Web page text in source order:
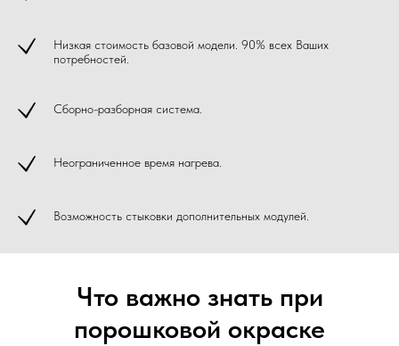
Низкая стоимость базовой модели. 90% всех Ваших
потребностей.
Сборно-разборная система.
Неограниченное время нагрева.
Возможность стыковки дополнительных модулей.
Что важно знать при
порошковой окраске